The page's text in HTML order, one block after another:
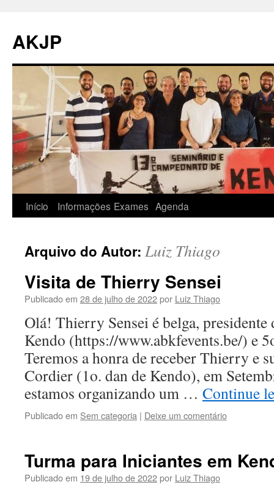
conteúdo
AKJP
Início Informações Exames Agenda
Arquivo do Autor: Luiz Thiago
Visita de Thierry Sensei
Publicado em 28 de julho de 2022por Luiz Thiago
Olá! Thierry Sensei é belga, presidente
Kendo (https://www.abkfevents.be/) e
Teremos a honra de receber Thierry e
Cordier (1o. dan de Kendo), em
estamos organizando um … Continue
Publicado em Sem categoria | Deixe um comentário
Turma para Iniciantes em
Publicado em 19 de julho de 2022por Luiz Thiago